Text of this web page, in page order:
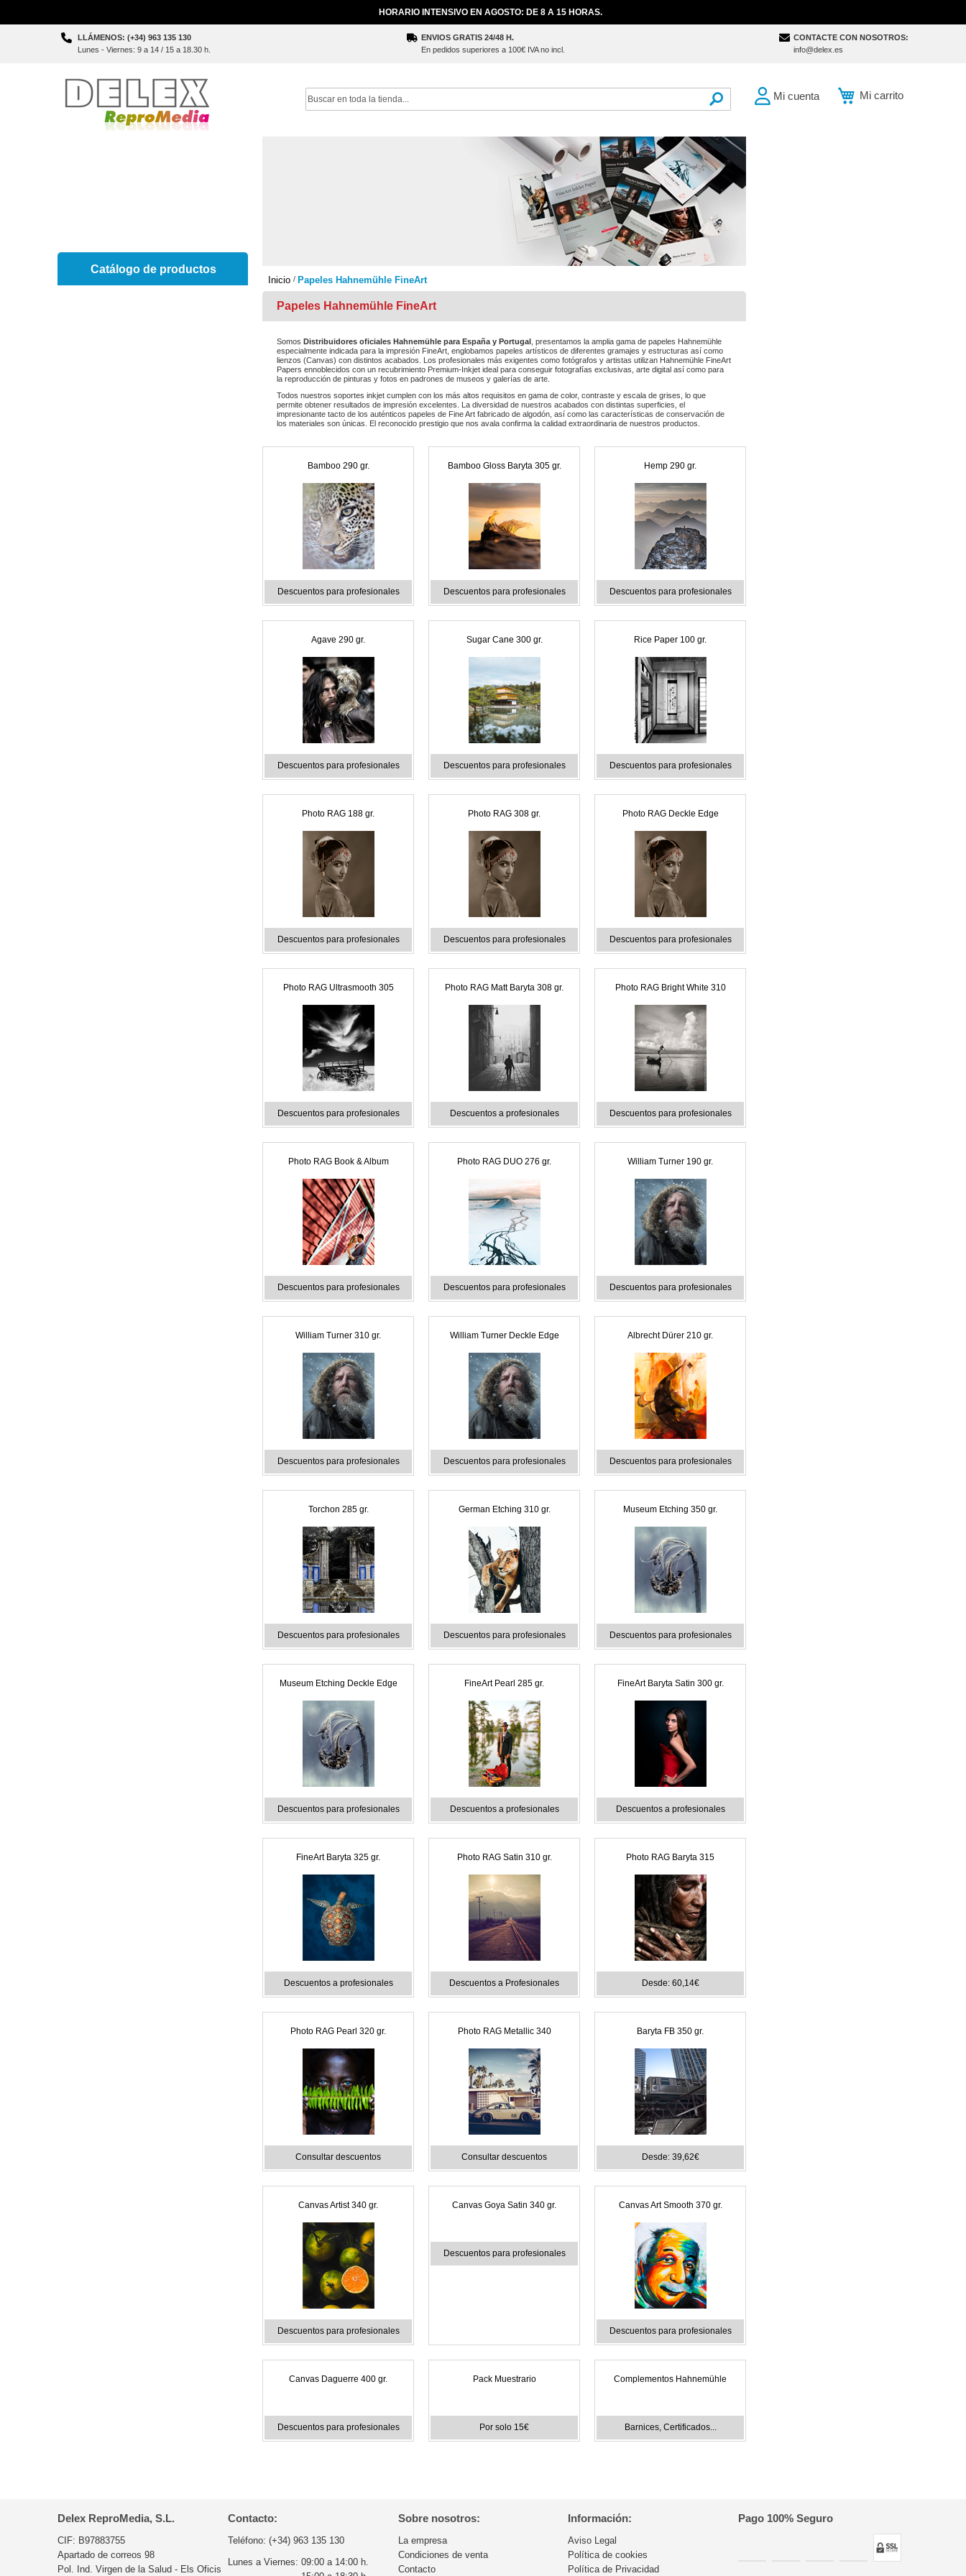
HORARIO INTENSIVO EN AGOSTO: DE 8 A 15 HORAS.
Skip
LLÁMENOS: (+34) 963 135 130
Lunes - Viernes: 9 a 14 / 15 a 18.30 h.
ENVIOS GRATIS 24/48 H.
En pedidos superiores a 100€ IVA no incl.
CONTACTE CON NOSOTROS:
info@delex.es
Mi carrito
Mi cuenta
Search
Inicio Papeles Hahnemühle FineArt
Papeles Hahnemühle FineArt
SomosDistribuidores oficiales Hahnemühle para España y Portugal , presentamos la amplia gama de papeles Hahnemühle
especialmente indicada para la impresión FineArt, englobamos papeles artísticos de diferentes gramajes y estructuras así como
lienzos (Canvas) con distintos acabados. Los profesionales más exigentes como fotógrafos y artistas utilizan Hahnemühle FineArt
Papers ennoblecidos con un recubrimiento Premium-Inkjet ideal para conseguir fotografías exclusivas, arte digital así como para
la reproducción de pinturas y fotos en padrones de museos y galerías de arte.
Todos nuestros soportes inkjet cumplen con los más altos requisitos en gama de color, contraste y escala de grises, lo que
permite obtener resultados de impresión excelentes. La diversidad de nuestros acabados con distintas superficies, el
impresionante tacto de los auténticos papeles de Fine Art fabricado de algodón, así como las características de conservación de
los materiales son únicas. El reconocido prestigio que nos avala confirma la calidad extraordinaria de nuestros productos.
Bamboo 290 gr.
Descuentos para profesionales
Bamboo Gloss Baryta 305 gr.
Descuentos para profesionales
Hemp 290 gr.
Descuentos para profesionales
Agave 290 gr.
Descuentos para profesionales
Sugar Cane 300 gr.
Descuentos para profesionales
Rice Paper 100 gr.
Descuentos para profesionales
Photo RAG 188 gr.
Descuentos para profesionales
Photo RAG 308 gr.
Descuentos para profesionales
Photo RAG Deckle Edge
Descuentos para profesionales
Photo RAG Ultrasmooth 305
Descuentos para profesionales
Photo RAG Matt Baryta 308 gr.
Descuentos a profesionales
Photo RAG Bright White 310
Descuentos para profesionales
Photo RAG Book & Album
Descuentos para profesionales
Photo RAG DUO 276 gr.
Descuentos para profesionales
William Turner 190 gr.
Descuentos para profesionales
William Turner 310 gr.
Descuentos para profesionales
William Turner Deckle Edge
Descuentos para profesionales
Albrecht Dürer 210 gr.
Descuentos para profesionales
Torchon 285 gr.
Descuentos para profesionales
German Etching 310 gr.
Descuentos para profesionales
Museum Etching 350 gr.
Descuentos para profesionales
Museum Etching Deckle Edge
Descuentos para profesionales
FineArt Pearl 285 gr.
Descuentos a profesionales
FineArt Baryta Satin 300 gr.
Descuentos a profesionales
FineArt Baryta 325 gr.
Descuentos a profesionales
Photo RAG Satin 310 gr.
Descuentos a Profesionales
Photo RAG Baryta 315
Desde: 60,14€
Photo RAG Pearl 320 gr.
Consultar descuentos
Photo RAG Metallic 340
Consultar descuentos
Baryta FB 350 gr.
Desde: 39,62€
Canvas Artist 340 gr.
Descuentos para profesionales
Canvas Goya Satin 340 gr.
Descuentos para profesionales
Canvas Art Smooth 370 gr.
Descuentos para profesionales
Canvas Daguerre 400 gr.
Descuentos para profesionales
Pack Muestrario
Por solo 15€
Complementos Hahnemühle
Barnices, Certificados...
Catálogo de productos
Delex ReproMedia, S.L.
CIF: B97883755
Apartado de correos 98
Pol. Ind. Virgen de la Salud - Els Oficis
Contacto:
Teléfono: (+34) 963 135 130
Lunes a Viernes: 09:00 a 14:00 h.
Sobre nosotros:
La empresa
Condiciones de venta
Contacto
Información:
Aviso Legal
Política de cookies
Política de Privacidad
Pago 100% Seguro